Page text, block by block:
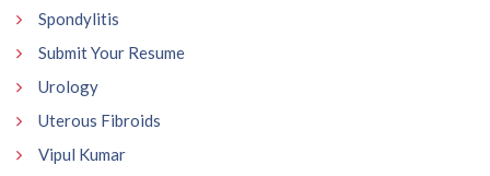
Spondylitis
Submit Your Resume
Urology
Uterous Fibroids
Vipul Kumar